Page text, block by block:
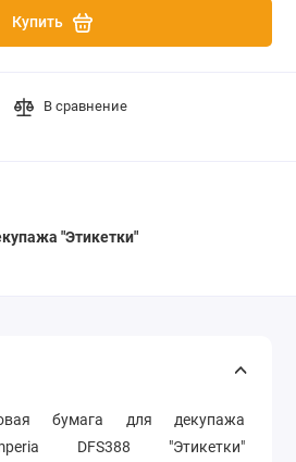
Купить
В сравнение
"Этикетки"
бумага для декупажа
DFS388 "Этикетки"